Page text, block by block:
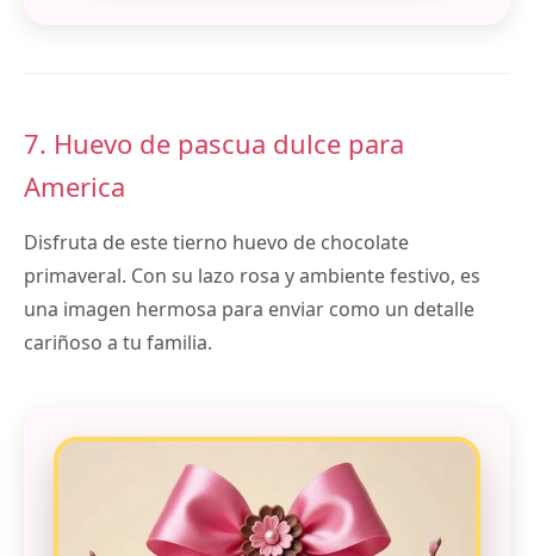
7. Huevo de pascua dulce para
America
Disfruta de este tierno huevo de chocolate
primaveral. Con su lazo rosa y ambiente festivo, es
una imagen hermosa para enviar como un detalle
cariñoso a tu familia.